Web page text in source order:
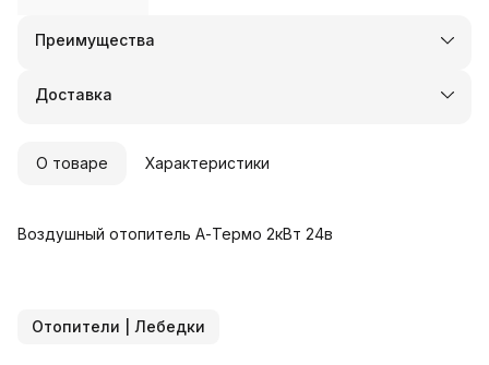
Преимущества
Оплата частями в Сплит
Удобный возврат
Доставка
О товаре Характеристики
Воздушный отопитель А-Термо 2кВт 24в
Отопители | Лебедки